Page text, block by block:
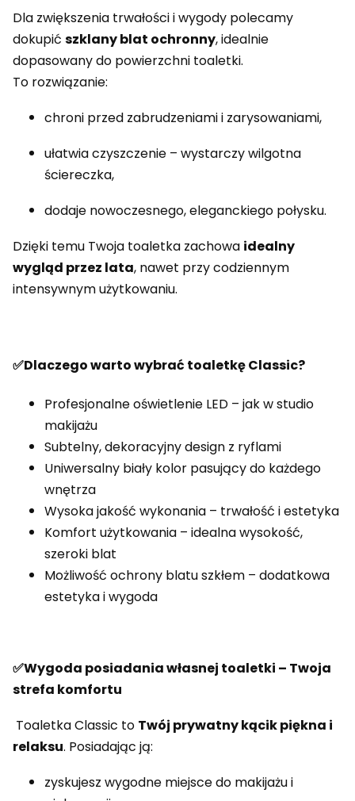
Dla zwiększenia trwałości i wygody polecamy
dokupić szklany blat ochronny, idealnie
dopasowany do powierzchni toaletki.
To rozwiązanie:
chroni przed zabrudzeniami i zarysowaniami,
ułatwia czyszczenie – wystarczy wilgotna
ściereczka,
dodaje nowoczesnego, eleganckiego połysku.
Dzięki temu Twoja toaletka zachowa idealny
wygląd przez lata, nawet przy codziennym
intensywnym użytkowaniu.
✅Dlaczego warto wybrać toaletkę Classic?
Profesjonalne oświetlenie LED – jak w studio
makijażu
Subtelny, dekoracyjny design z ryflami
Uniwersalny biały kolor pasujący do każdego
wnętrza
Wysoka jakość wykonania – trwałość i estetyka
Komfort użytkowania – idealna wysokość,
szeroki blat
Możliwość ochrony blatu szkłem – dodatkowa
estetyka i wygoda
✅Wygoda posiadania własnej toaletki – Twoja
strefa komfortu
Toaletka Classic to Twój prywatny kącik piękna i
relaksu. Posiadając ją:
zyskujesz wygodne miejsce do makijażu i